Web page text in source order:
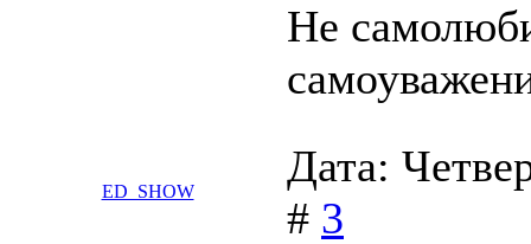
Не
ED_SHOW
Дата:
# 3